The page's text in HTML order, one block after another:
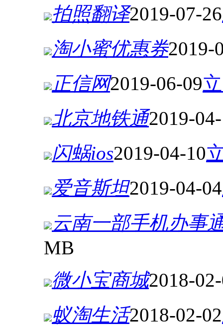
拍照翻译2019-07-26
淘小蜜优惠券2019-
正信网2019-06-09
北京地铁通2019-
闪蜗ios2019-04-10
爱音斯坦2019-04-04
云南一部手机办事
MB
微小宝商城2018-
蚁淘生活2018-02-02